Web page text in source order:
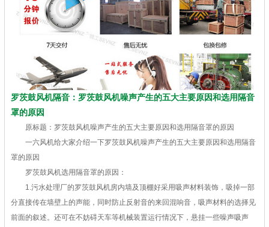
罗茨鼓风机隔音：罗茨鼓风机噪声产生的五大主要原因和选用隔音
罩的原因
原标题：罗茨鼓风机噪声产生的五大主要原因和选用隔音罩的原因
一六风机给大家介绍一下罗茨鼓风机噪声产生的五大主要原因和选用隔音
罩的原因
罗茨鼓风机选用隔音罩的原因：
1.污水处理厂的罗茨鼓风机房内墙及顶棚好采用吸声材料装饰，吸掉一部
分直接传在墙壁上的声能，同时防止反射音的来回混响音，吸声材料的选择见
前面的叙述。还可在不妨碍天车等机械装置运行情况下，悬挂一些噪声吸声